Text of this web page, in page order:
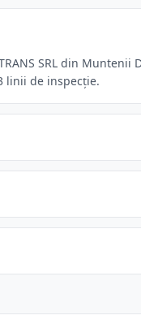
SRL din
linii de inspecție.